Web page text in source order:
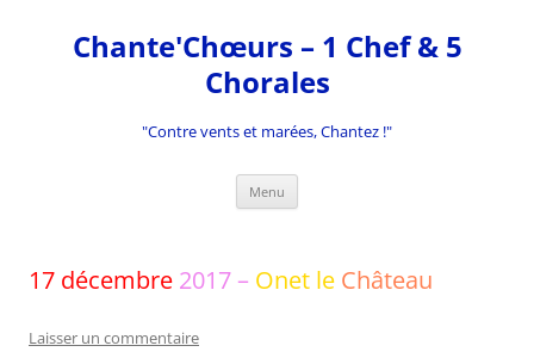
contenuChante'Chœurs – 1 Chef & 5
Chorales
"Contre vents et marées, Chantez !"
Menu
17 décembre 2017 – Onet le Château
Laisser un commentaire